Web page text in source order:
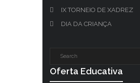
IX TORNEIO DE XADREZ
DIA DA CRIANÇA
Oferta Educativa